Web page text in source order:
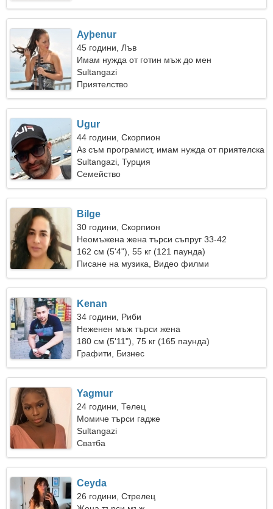
Ayþenur
45 години, Лъв
Имам нужда от готин мъж до мен
Sultangazi
Приятелство
Ugur
44 години, Скорпион
Аз съм програмист, имам нужда от приятелска
жена
Sultangazi, Турция
Семейство
Bilge
30 години, Скорпион
Неомъжена жена търси съпруг 33-42
162 см (5'4"), 55 кг (121 паунда)
Писане на музика, Видео филми
Kenan
34 години, Риби
Неженен мъж търси жена
180 см (5'11"), 75 кг (165 паунда)
Графити, Бизнес
Yagmur
24 години, Телец
Момиче търси гадже
Sultangazi
Сватба
Ceyda
26 години, Стрелец